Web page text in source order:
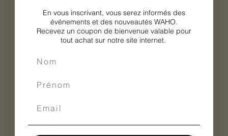
Mobilier de jardin
Cuisines extérieures
Equipements cuisine extérieure
Luminaires
Art de la table
À propos de WAHO
En vous inscrivant, vous serez informés des
événements et des nouveautés WAHO.
Recevez un coupon de bienvenue valable pour
tout achat sur notre site internet.